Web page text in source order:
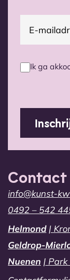
E-
mailadres
Privacy
Ik ga
Contact
info@kunst-
0492 – 542
Helmond |
Geldrop-
Nuenen | Park